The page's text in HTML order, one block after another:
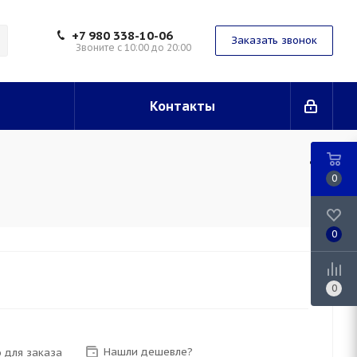
+7 980 338-10-06
Звоните с 10:00 до 20:00
Заказать звонок
Контакты
для заказа Нашли дешевле?
0
0
0